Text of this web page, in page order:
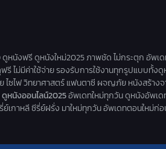
ดูหนังฟรี ดูหนังใหม่2025 ภาพชัด ไม่กระตุก อัพเ
รี ไม่มีค่าใช้จ่าย รองรับการใช้งานทุกรูปแบบทั้
ซไฟ วิทยาศาสตร์ แฟนตาซี ผจญภัย หนังสร้างจ
ดูหนังออนไลน์2025อัพเดทใหม่ทุกวัน ดูหนังอัพเด
ย์เกาหลี ซีรี่ย์ฝรั่ง มาใหม่ทุกวัน อัพเดทตอนใหม่ก่